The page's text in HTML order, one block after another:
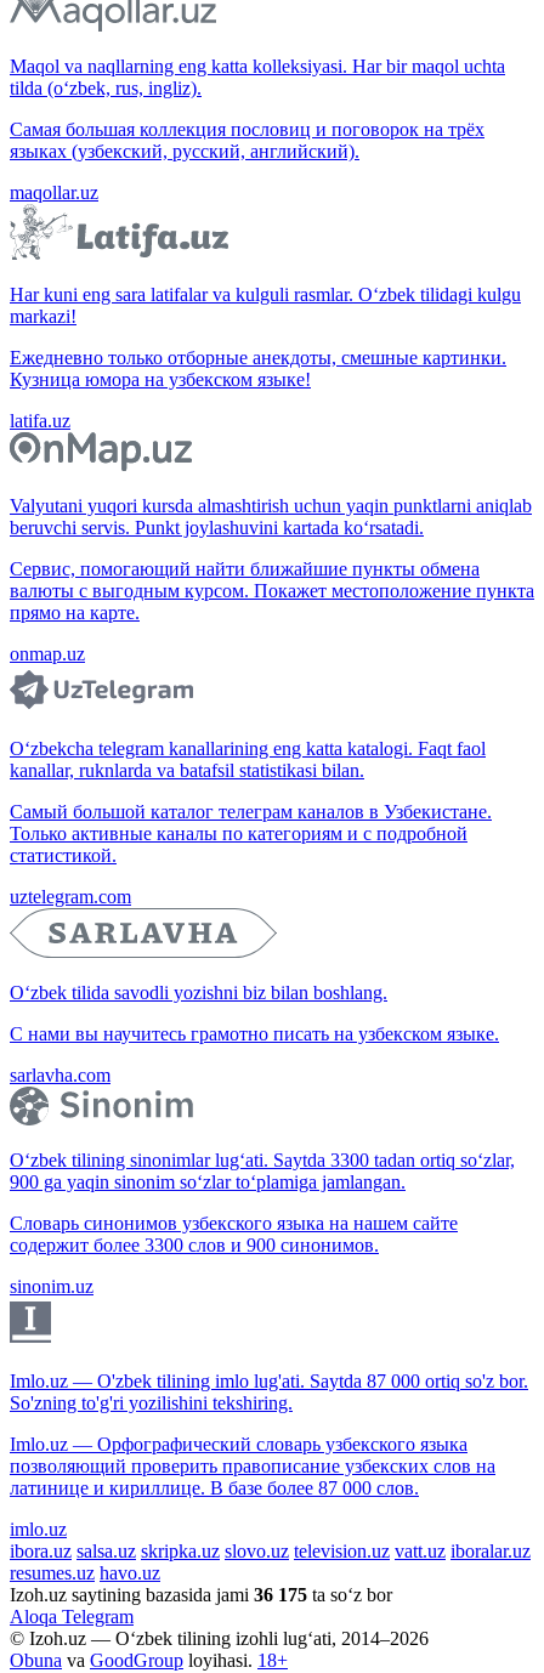
Maqol va naqllarning eng katta kolleksiyasi. Har bir maqol uchta
tilda (o‘zbek, rus, ingliz).
Самая большая коллекция пословиц и поговорок на трёх
языках (узбекский, русский, английский).
maqollar.uz
Har kuni eng sara latifalar va kulguli rasmlar. O‘zbek tilidagi kulgu
markazi!
Ежедневно только отборные анекдоты, смешные картинки.
Кузница юмора на узбекском языке!
latifa.uz
Valyutani yuqori kursda almashtirish uchun yaqin punktlarni aniqlab
beruvchi servis. Punkt joylashuvini kartada ko‘rsatadi.
Сервис, помогающий найти ближайшие пункты обмена
валюты с выгодным курсом. Покажет местоположение пункта
прямо на карте.
onmap.uz
O‘zbekcha telegram kanallarining eng katta katalogi. Faqt faol
kanallar, ruknlarda va batafsil statistikasi bilan.
Самый большой каталог телеграм каналов в Узбекистане.
Только активные каналы по категориям и с подробной
статистикой.
uztelegram.com
O‘zbek tilida savodli yozishni biz bilan boshlang.
С нами вы научитесь грамотно писать на узбекском языке.
sarlavha.com
O‘zbek tilining sinonimlar lug‘ati. Saytda 3300 tadan ortiq so‘zlar,
900 ga yaqin sinonim so‘zlar to‘plamiga jamlangan.
Словарь синонимов узбекского языка на нашем сайте
содержит более 3300 слов и 900 синонимов.
sinonim.uz
Imlo.uz — O'zbek tilining imlo lug'ati. Saytda 87 000 ortiq so'z bor.
So'zning to'g'ri yozilishini tekshiring.
Imlo.uz — Орфографический словарь узбекского языка
позволяющий проверить правописание узбекских слов на
латинице и кириллице. В базе более 87 000 слов.
imlo.uz
ibora.uz salsa.uz skripka.uz slovo.uz television.uz vatt.uz iboralar.uz
resumes.uz havo.uz
Izoh.uz saytining bazasida jami 36 175 ta so‘z bor
Aloqa Telegram
© Izoh.uz — O‘zbek tilining izohli lug‘ati, 2014–2026
Obuna va GoodGroup loyihasi. 18+